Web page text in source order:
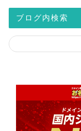
ブログ内検索